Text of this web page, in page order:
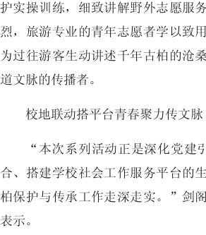
护实操训练，细致讲解野外志愿服
烈，旅游专业的青年志愿者学以致
为过往游客生动讲述千年古柏的沧
道文脉的传播者。
校地联动搭平台青春聚力传文脉
“本次系列活动正是深化党
合、搭建学校社会工作服务平台的
柏保护与传承工作走深走实。”剑
表示。